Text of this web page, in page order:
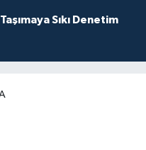
Sıkı Denetim